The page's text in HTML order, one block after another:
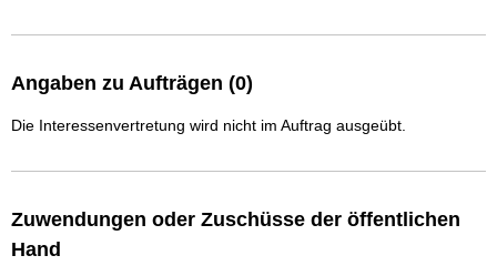
Angaben zu Aufträgen (0)
Die Interessenvertretung wird nicht im Auftrag ausgeübt.
Zuwendungen oder Zuschüsse der öffentlichen
Hand